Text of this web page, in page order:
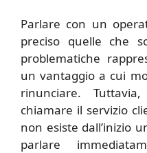
Parlare con un
preciso quelle che
problematiche
un vantaggio a cui
rinunciare.
chiamare il servizio
non esiste dall’inizio
parlare